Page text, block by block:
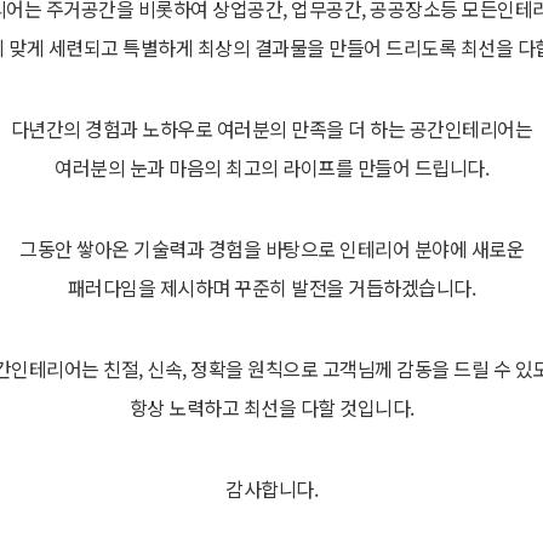
는 주거공간을 비롯하여 상업공간, 업무공간, 공공장소등 모든인테
맞게 세련되고 특별하게 최상의 결과물을 만들어 드리도록 최선을 다
다년간의 경험과 노하우로 여러분의 만족을 더 하는 공간인테리어는
여러분의 눈과 마음의 최고의 라이프를 만들어 드립니다.
그동안 쌓아온 기술력과 경험을 바탕으로 인테리어 분야에 새로운
패러다임을 제시하며 꾸준히 발전을 거듭하겠습니다.
인테리어는 친절, 신속, 정확을 원칙으로 고객님께 감동을 드릴 수 있
항상 노력하고 최선을 다할 것입니다.
감사합니다.